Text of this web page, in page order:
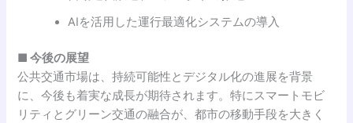
AIを活用した運行最適化システムの導入
■ 今後の展望
公共交通市場は、持続可能性とデジタル化の進展を背景
に、今後も着実な成長が期待されます。特にスマートモビ
リティとグリーン交通の融合が、都市の移動手段を大きく